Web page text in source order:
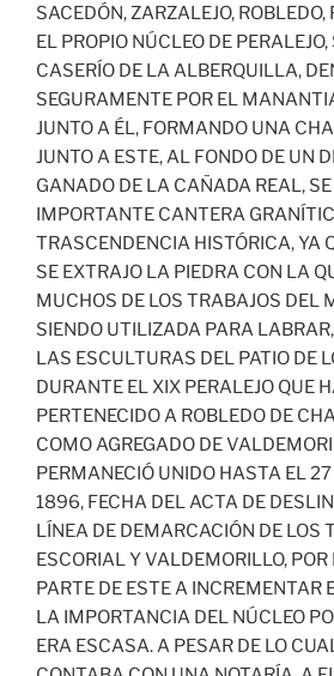
SACEDÓN, ZARZALEJO,
EL PROPIO NÚCLEO DE
CASERÍO DE LA ALBERQUILLA,
SEGURAMENTE POR EL
JUNTO A ÉL, FORMANDO UNA
JUNTO A ESTE, AL FONDO DE UN
GANADO DE LA CAÑADA REAL,
IMPORTANTE CANTERA
TRASCENDENCIA HISTÓRICA, YA
SE EXTRAJO LA PIEDRA CON LA
MUCHOS DE LOS TRABAJOS DEL
SIENDO UTILIZADA PARA
LAS ESCULTURAS DEL PATIO DE
DURANTE EL XIX PERALEJO QUE
PERTENECIDO A ROBLEDO DE
COMO AGREGADO DE
PERMANECIÓ UNIDO HASTA EL
1896, FECHA DEL ACTA DE
LÍNEA DE DEMARCACIÓN DE LOS
ESCORIAL Y VALDEMORILLO,
PARTE DE ESTE A INCREMENTAR
LA IMPORTANCIA DEL NÚCLEO
ERA ESCASA. A PESAR DE LO